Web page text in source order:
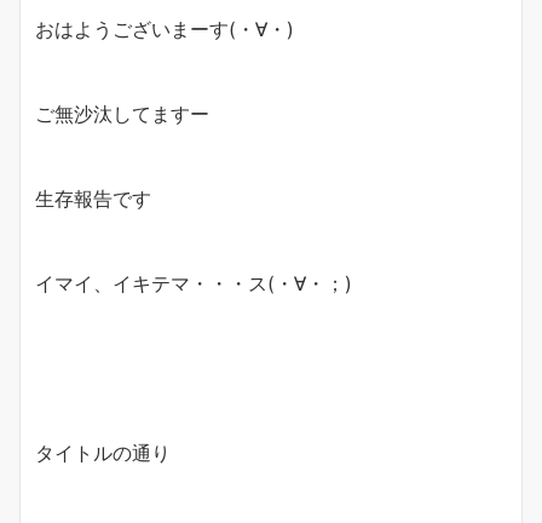
おはようございまーす(・∀・)
ご無沙汰してますー
生存報告です
イマイ、イキテマ・・・ス(・∀・；)
タイトルの通り